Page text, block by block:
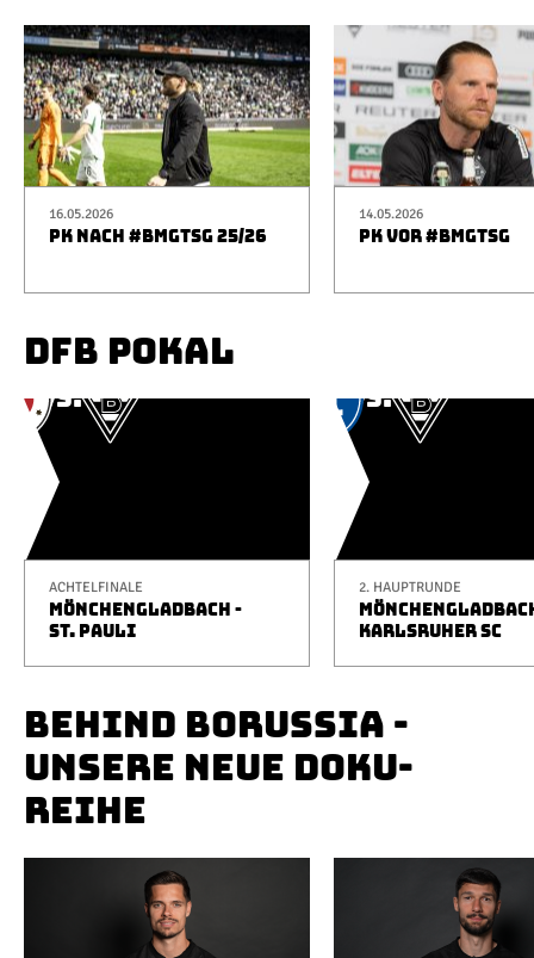
16.05.2026
PK NACH #BMGTSG 25/26
14.05.2026
PK VOR #BMGTSG
DFB POKAL
ACHTELFINALE
MÖNCHENGLADBACH -
ST. PAULI
2. HAUPTRUNDE
KARLSRUHER SC
BEHIND BORUSSIA -
UNSERE NEUE DOKU-
REIHE